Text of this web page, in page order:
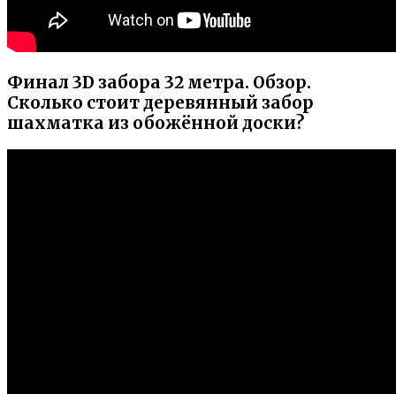
Финал 3D забора 32 метра. Обзор.
Сколько стоит деревянный забор
шахматка из обожённой доски?